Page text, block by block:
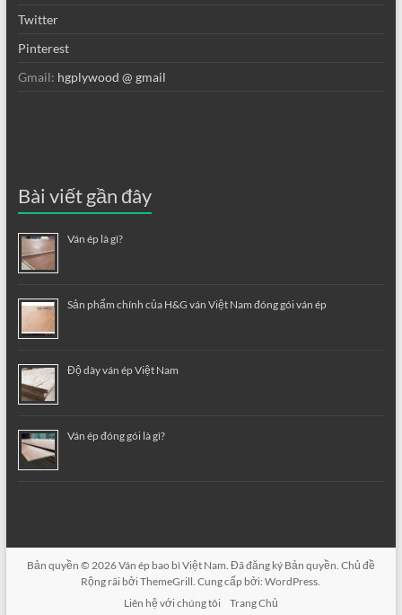
Twitter
Pinterest
Gmail: hgplywood @ gmail
Bài viết gần đây
Ván ép là gì?
Sản phẩm chính của H&G ván Việt Nam đóng gói ván ép
Độ dày ván ép Việt Nam
Ván ép đóng gói là gì?
Bản quyền © 2026Ván ép bao bì Việt Nam . Đã đăng ký Bản quyền. Chủ đề
Rộng rãi bởi ThemeGrill. Cung cấp bởi:WordPress
Liên hệ với chúng tôi
Trang Chủ